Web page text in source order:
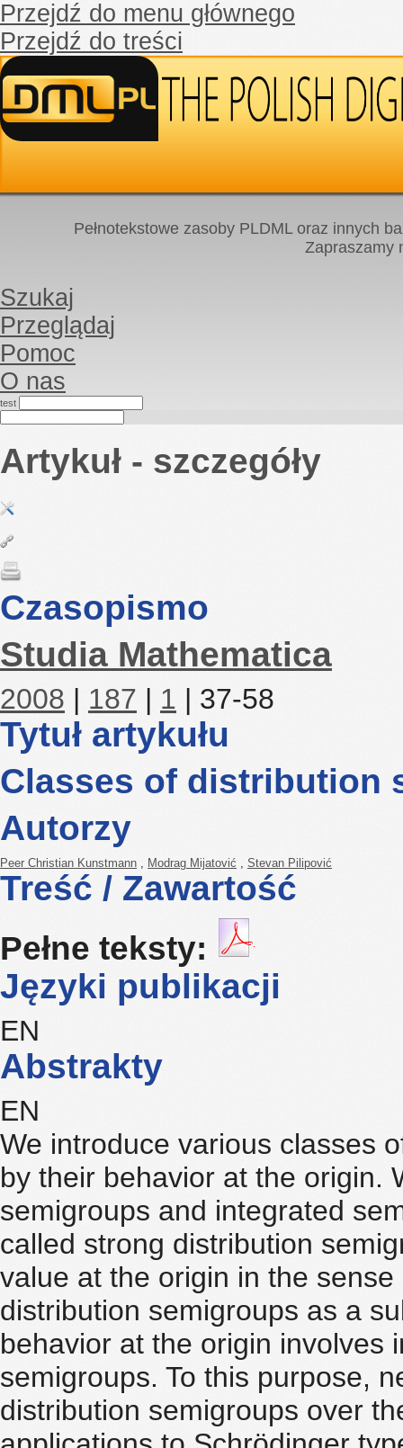
Przejdź do menu głównego
Przejdź do treści
Pełnotekstowe zasoby PLDML oraz innych
Zapraszamy
Szukaj
Przeglądaj
Pomoc
O nas
test
Artykuł - szczegóły
Czasopismo
Studia Mathematica
2008 | 187 | 1 | 37-58
Tytuł artykułu
Classes of distribution
Autorzy
Peer Christian Kunstmann , Modrag Mijatović , Stevan Pilipović
Treść / Zawartość
Pełne teksty:
Języki publikacji
EN
Abstrakty
EN
We introduce various classes
by their behavior at the origin.
semigroups and integrated
called strong distribution
value at the origin in the
distribution semigroups as a
behavior at the origin involves
semigroups. To this purpose,
distribution semigroups over